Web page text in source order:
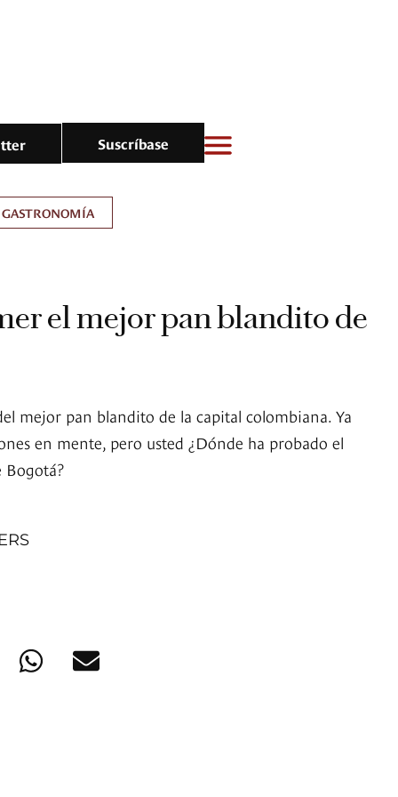
Suscríbase
GASTRONOMÍA
el mejor pan blandito de
mejor pan blandito de la capital colombiana. Ya
en mente, pero usted ¿Dónde ha probado el